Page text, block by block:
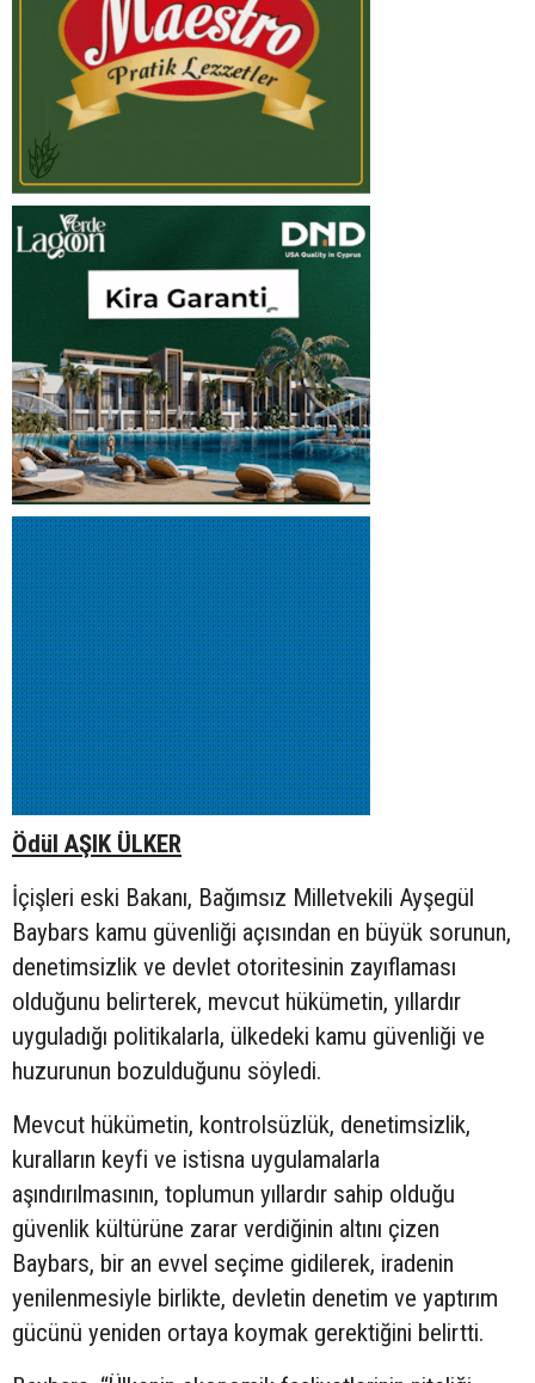
Ödül AŞIK ÜLKER
İçişleri eski Bakanı, Bağımsız Milletvekili Ayşegül
Baybars kamu güvenliği açısından en büyük sorunun,
denetimsizlik ve devlet otoritesinin zayıflaması
olduğunu belirterek, mevcut hükümetin, yıllardır
uyguladığı politikalarla, ülkedeki kamu güvenliği ve
huzurunun bozulduğunu söyledi.
Mevcut hükümetin, kontrolsüzlük, denetimsizlik,
kuralların keyfi ve istisna uygulamalarla
aşındırılmasının, toplumun yıllardır sahip olduğu
güvenlik kültürüne zarar verdiğinin altını çizen
Baybars, bir an evvel seçime gidilerek, iradenin
yenilenmesiyle birlikte, devletin denetim ve yaptırım
gücünü yeniden ortaya koymak gerektiğini belirtti.